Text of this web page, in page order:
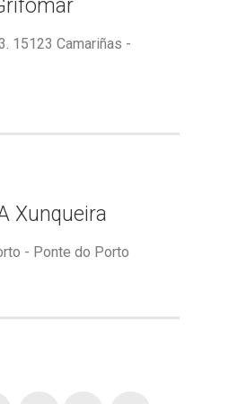
15123 Camariñas -
Xunqueira
- Ponte do Porto